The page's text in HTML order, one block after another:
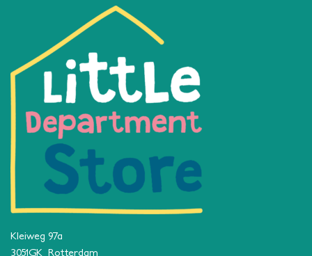
Kleiweg 97a
3051GK Rotterdam